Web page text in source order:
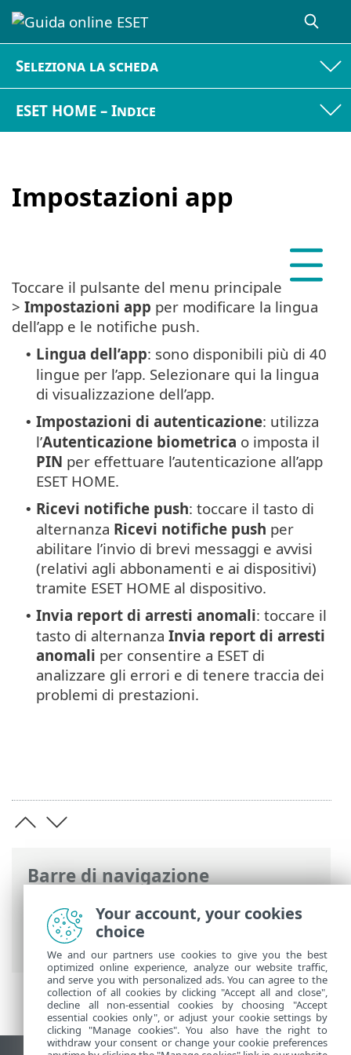
Seleziona la scheda
ESET HOME – Indice
Impostazioni app
Barre di navigazione
Guida online ESET>ESET HOME>ESET
HOME applicazione mobile
Impostazioni app
Toccare il pulsante del menu principale
> Impostazioni app per modificare la lingua
dell’app e le notifiche push.
• Lingua dell’app: sono disponibili più di 40
lingue per l’app. Selezionare qui la lingua
di visualizzazione dell’app.
• Impostazioni di autenticazione: utilizza
l’Autenticazione biometrica o imposta il
PIN per effettuare l’autenticazione all’app
ESET HOME.
• Ricevi notifiche push: toccare il tasto di
alternanza Ricevi notifiche push per
abilitare l’invio di brevi messaggi e avvisi
(relativi agli abbonamenti e ai dispositivi)
tramite ESET HOME al dispositivo.
• Invia report di arresti anomali: toccare il
tasto di alternanza Invia report di arresti
anomali per consentire a ESET di
analizzare gli errori e di tenere traccia dei
problemi di prestazioni.
Your account, your cookies
choice
We and our partners use cookies to give you the best
optimized online experience, analyze our website traffic,
and serve you with personalized ads. You can agree to the
collection of all cookies by clicking "Accept all and close",
decline all non-essential cookies by choosing "Accept
essential cookies only", or adjust your cookie settings by
clicking "Manage cookies". You also have the right to
withdraw your consent or change your cookie preferences